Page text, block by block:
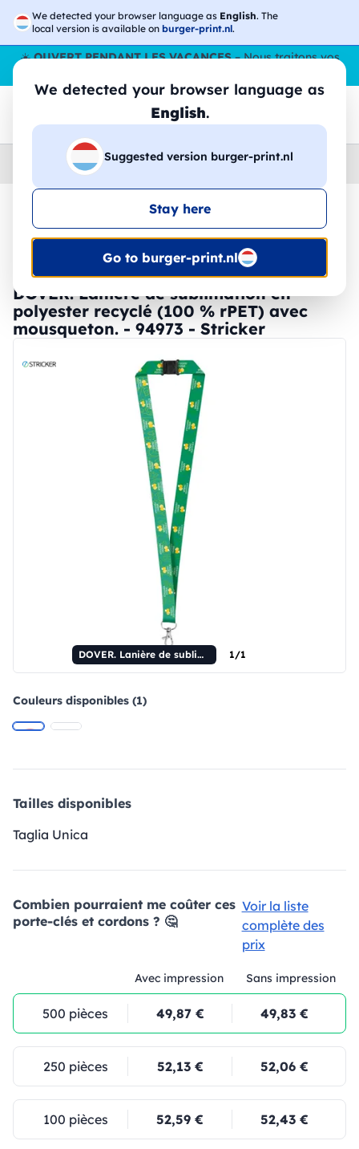
We detected your browser language as English. The
local version is available on burger-print.nl.
We detected your browser language as
English.
Suggested version burger-print.nl
Stay here
Go to burger-print.nl
☀️OUVERT PENDANT LES VACANCES– Nous traitons vos
Accessoires › porte-cles-et-cordons-personnalises
🔥 Impression DTF à -30 %
DOVER. Lanière de sublimation en
polyester recyclé (100 % rPET) avec
mousqueton. - 94973 - Stricker
DOVER. Lanière de sublimation en polyester recyclé (100 % rPET) avec mousqueton. 1/1
Couleurs disponibles (1)
Tailles disponibles
Taglia Unica
Combien pourraient me coûter ces
porte-clés et cordons ? 🤔
Voir la liste
complète des
prix
Avec impression Sans impression
500 pièces 49,87 € 49,83 €
250 pièces 52,13 € 52,06 €
100 pièces 52,59 € 52,43 €